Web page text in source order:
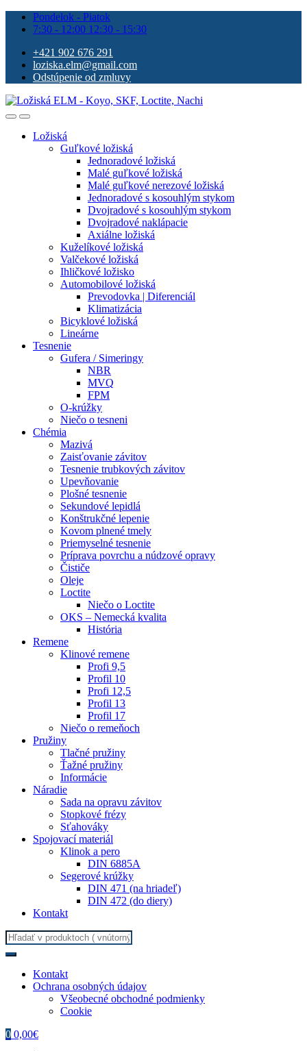
Pondelok - Piatok
7:30 - 12:00 12:30 - 15:30
+421 902 676 291
loziska.elm@gmail.com
Odstúpenie od zmluvy
Ložiská
Guľkové ložiská
Jednoradové ložiská
Malé guľkové ložiská
Malé guľkové nerezové ložiská
Jednoradové s kosouhlým stykom
Dvojradové s kosouhlým stykom
Dvojradové naklápacie
Axiálne ložiská
Kuželíkové ložiská
Valčekové ložiská
Ihličkové ložisko
Automobilové ložiská
Prevodovka | Diferenciál
Klimatizácia
Bicyklové ložiská
Lineárne
Tesnenie
Gufera / Simeringy
NBR
MVQ
FPM
O-krúžky
Niečo o tesneni
Chémia
Mazivá
Zaisťovanie závitov
Tesnenie trubkových závitov
Upevňovanie
Plošné tesnenie
Sekundové lepidlá
Konštrukčné lepenie
Kovom plnené tmely
Priemyselné tesnenie
Príprava povrchu a núdzové opravy
Čističe
Oleje
Loctite
Niečo o Loctite
OKS – Nemecká kvalita
História
Remene
Klinové remene
Profi 9,5
Profil 10
Profi 12,5
Profil 13
Profil 17
Niečo o remeňoch
Pružiny
Tlačné pružiny
Ťažné pružiny
Informácie
Náradie
Sada na opravu závitov
Stopkové frézy
Sťahováky
Spojovací materiál
Klinok a pero
DIN 6885A
Segerové krúžky
DIN 471 (na hriadeľ)
DIN 472 (do diery)
Kontakt
Search
for:
Kontakt
Ochrana osobných údajov
Všeobecné obchodné podmienky
Cookie
0 0,00€